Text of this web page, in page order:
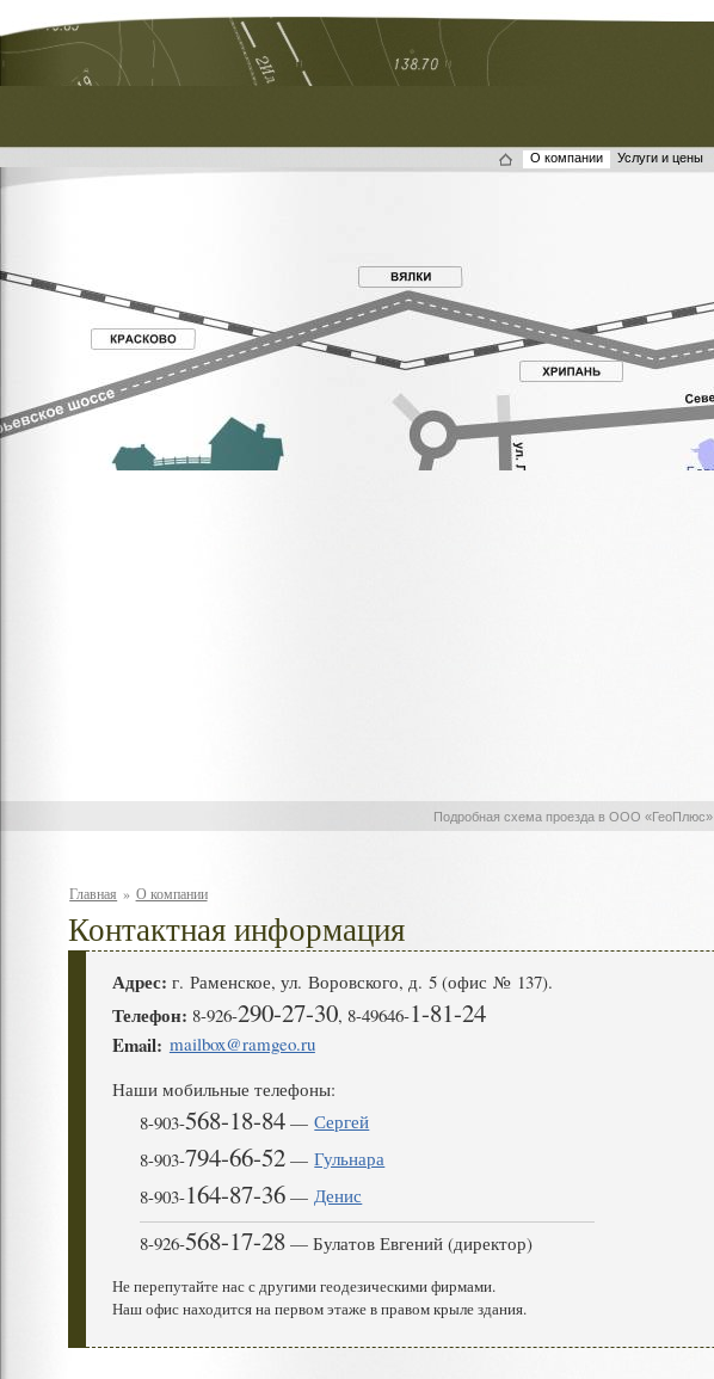
О компании Услуги и цены
Подробная схема проезда в ООО «ГеоПлюс»
Главная » О компании
Контактная информация
Адрес: г. Раменское, ул. Воровского, д. 5 (офис № 137).
Телефон: 8-926-290-27-30, 8-49646-1-81-24
Email: mailbox@ramgeo.ru
Наши мобильные телефоны:
8-903-568-18-84— Сергей
8-903-794-66-52— Гульнара
8-903-164-87-36— Денис
8-926-568-17-28— Булатов Евгений (директор)
Не перепутайте нас с другими геодезическими фирмами.
Наш офис находится на первом этаже в правом крыле здания.